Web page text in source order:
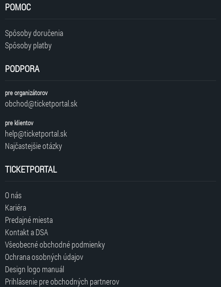
POMOC
Spôsoby doručenia
Spôsoby platby
PODPORA
pre organizátorov
obchod@ticketportal.sk
pre klientov
help@ticketportal.sk
Najčastejšie otázky
TICKETPORTAL
O nás
Kariéra
Predajné miesta
Kontakt a DSA
Všeobecné obchodné podmienky
Ochrana osobných údajov
Design logo manuál
Prihlásenie pre obchodných partnerov